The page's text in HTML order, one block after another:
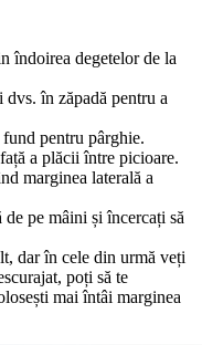
îndoirea degetelor de la
în zăpadă pentru a
pentru pârghie.
a plăcii între picioare.
marginea laterală a
pe mâini și încercați să
dar în cele din urmă veți
poți să te
mai întâi marginea